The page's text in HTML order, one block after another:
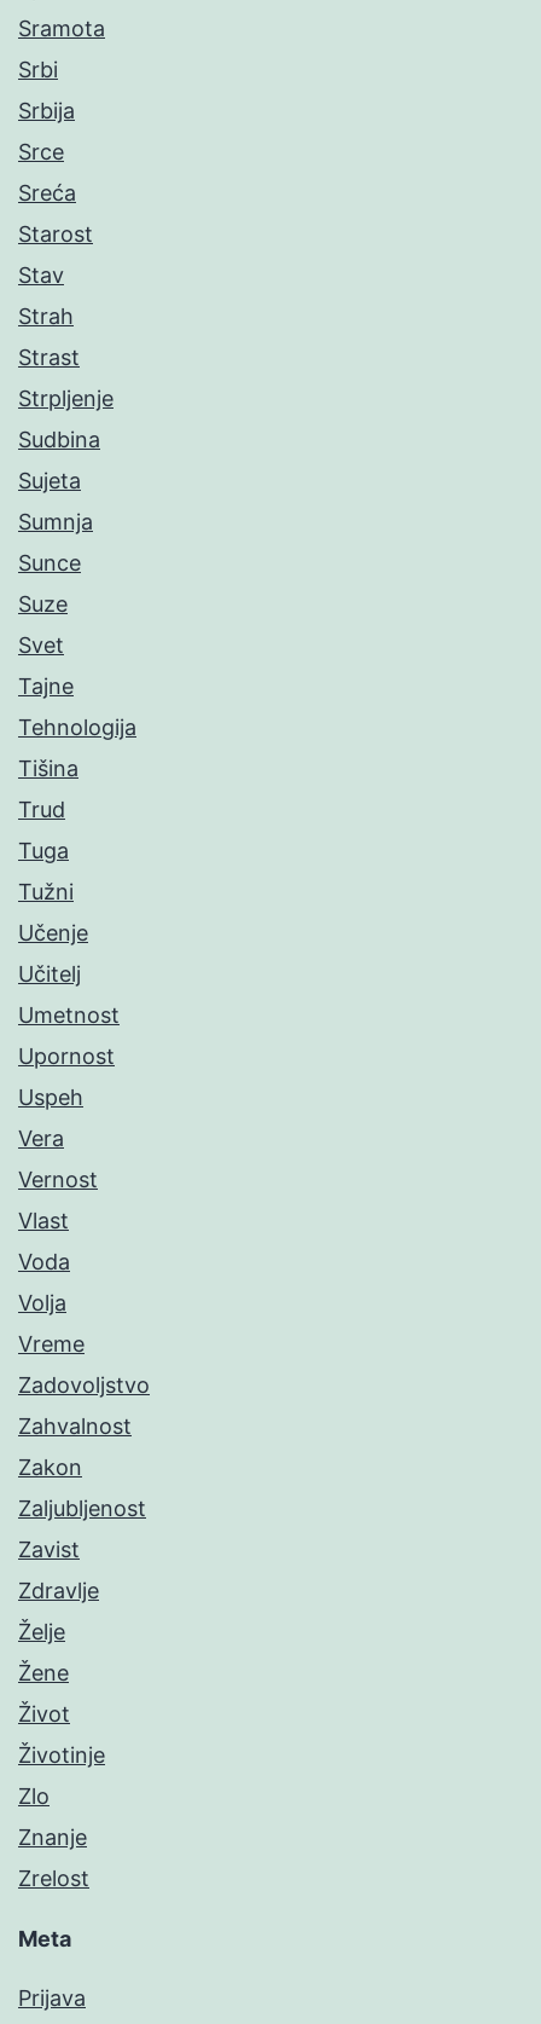
Sramota
Srbi
Srbija
Srce
Sreća
Starost
Stav
Strah
Strast
Strpljenje
Sudbina
Sujeta
Sumnja
Sunce
Suze
Svet
Tajne
Tehnologija
Tišina
Trud
Tuga
Tužni
Učenje
Učitelj
Umetnost
Upornost
Uspeh
Vera
Vernost
Vlast
Voda
Volja
Vreme
Zadovoljstvo
Zahvalnost
Zakon
Zaljubljenost
Zavist
Zdravlje
Želje
Žene
Život
Životinje
Zlo
Znanje
Zrelost
Meta
Prijava